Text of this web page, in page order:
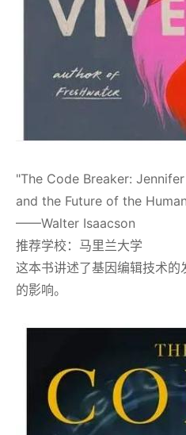
"The Code Breaker:
and the Future of the
——Walter Isaacson
推荐学校：马里兰大学
这本书讲述了基因编辑技术
的影响。